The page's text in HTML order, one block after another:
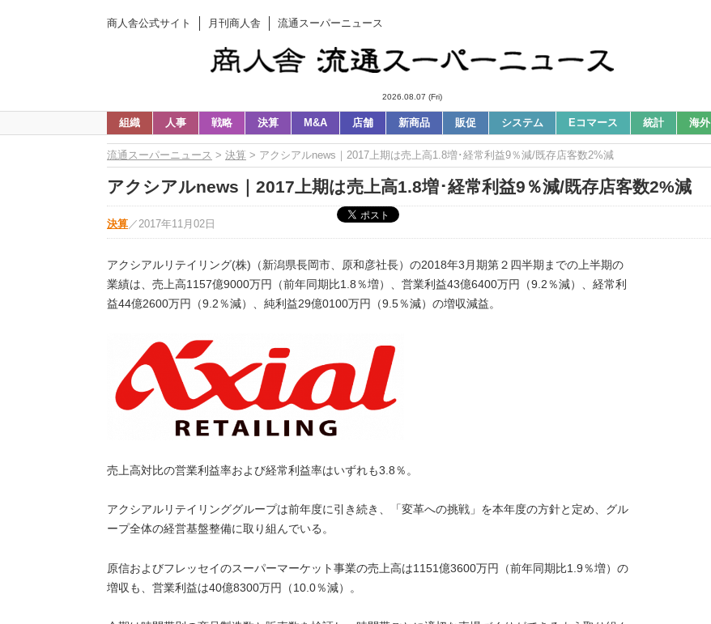
商人舎公式サイト 月刊商人舎 流通スーパーニュース
2026.08.07 (Fri)
組織 人事 戦略 決算 M&A 店舗 新商品 販促 システム Eコマース 統計 海外
流通スーパーニュース > 決算 > アクシアルnews｜2017上期は売上高1.8増･経常利益9％減/既存店客数2%減
アクシアルnews｜2017上期は売上高1.8増･経常利益9％減/既存店客数2%減
決算 ／ 2017年11月02日
アクシアルリテイリング(株)（新潟県長岡市、原和彦社長）の2018年3月期第２四半期までの上半期の
業績は、売上高1157億9000万円（前年同期比1.8％増）、営業利益43億6400万円（9.2％減）、経常利
益44億2600万円（9.2％減）、純利益29億0100万円（9.5％減）の増収減益。
売上高対比の営業利益率および経常利益率はいずれも3.8％。
アクシアルリテイリンググループは前年度に引き続き、「変革への挑戦」を本年度の方針と定め、グル
ープ全体の経営基盤整備に取り組んでいる。
原信およびフレッセイのスーパーマーケット事業の売上高は1151億3600万円（前年同期比1.9％増）の
増収も、営業利益は40億8300万円（10.0％減）。